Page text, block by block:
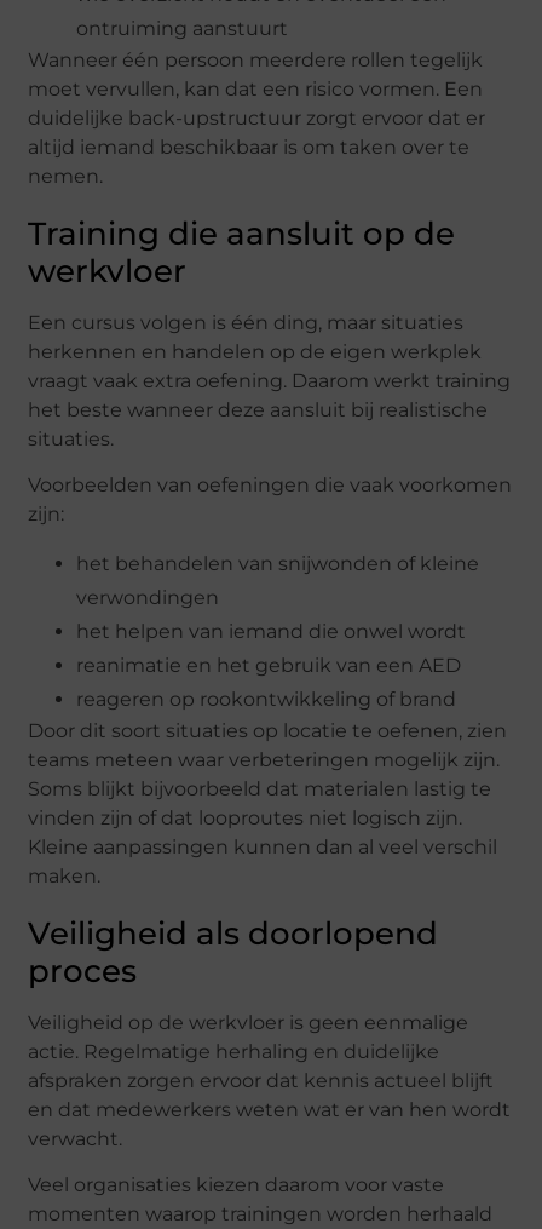
ontruiming aanstuurt
Wanneer één persoon meerdere rollen tegelijk
moet vervullen, kan dat een risico vormen. Een
duidelijke back-upstructuur zorgt ervoor dat er
altijd iemand beschikbaar is om taken over te
nemen.
Training die aansluit op de
werkvloer
Een cursus volgen is één ding, maar situaties
herkennen en handelen op de eigen werkplek
vraagt vaak extra oefening. Daarom werkt training
het beste wanneer deze aansluit bij realistische
situaties.
Voorbeelden van oefeningen die vaak voorkomen
zijn:
het behandelen van snijwonden of kleine
verwondingen
het helpen van iemand die onwel wordt
reanimatie en het gebruik van een AED
reageren op rookontwikkeling of brand
Door dit soort situaties op locatie te oefenen, zien
teams meteen waar verbeteringen mogelijk zijn.
Soms blijkt bijvoorbeeld dat materialen lastig te
vinden zijn of dat looproutes niet logisch zijn.
Kleine aanpassingen kunnen dan al veel verschil
maken.
Veiligheid als doorlopend
proces
Veiligheid op de werkvloer is geen eenmalige
actie. Regelmatige herhaling en duidelijke
afspraken zorgen ervoor dat kennis actueel blijft
en dat medewerkers weten wat er van hen wordt
verwacht.
Veel organisaties kiezen daarom voor vaste
momenten waarop trainingen worden herhaald